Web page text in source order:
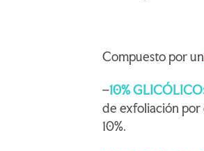
Compuesto por un
–10%
de exfoliación por
10%.